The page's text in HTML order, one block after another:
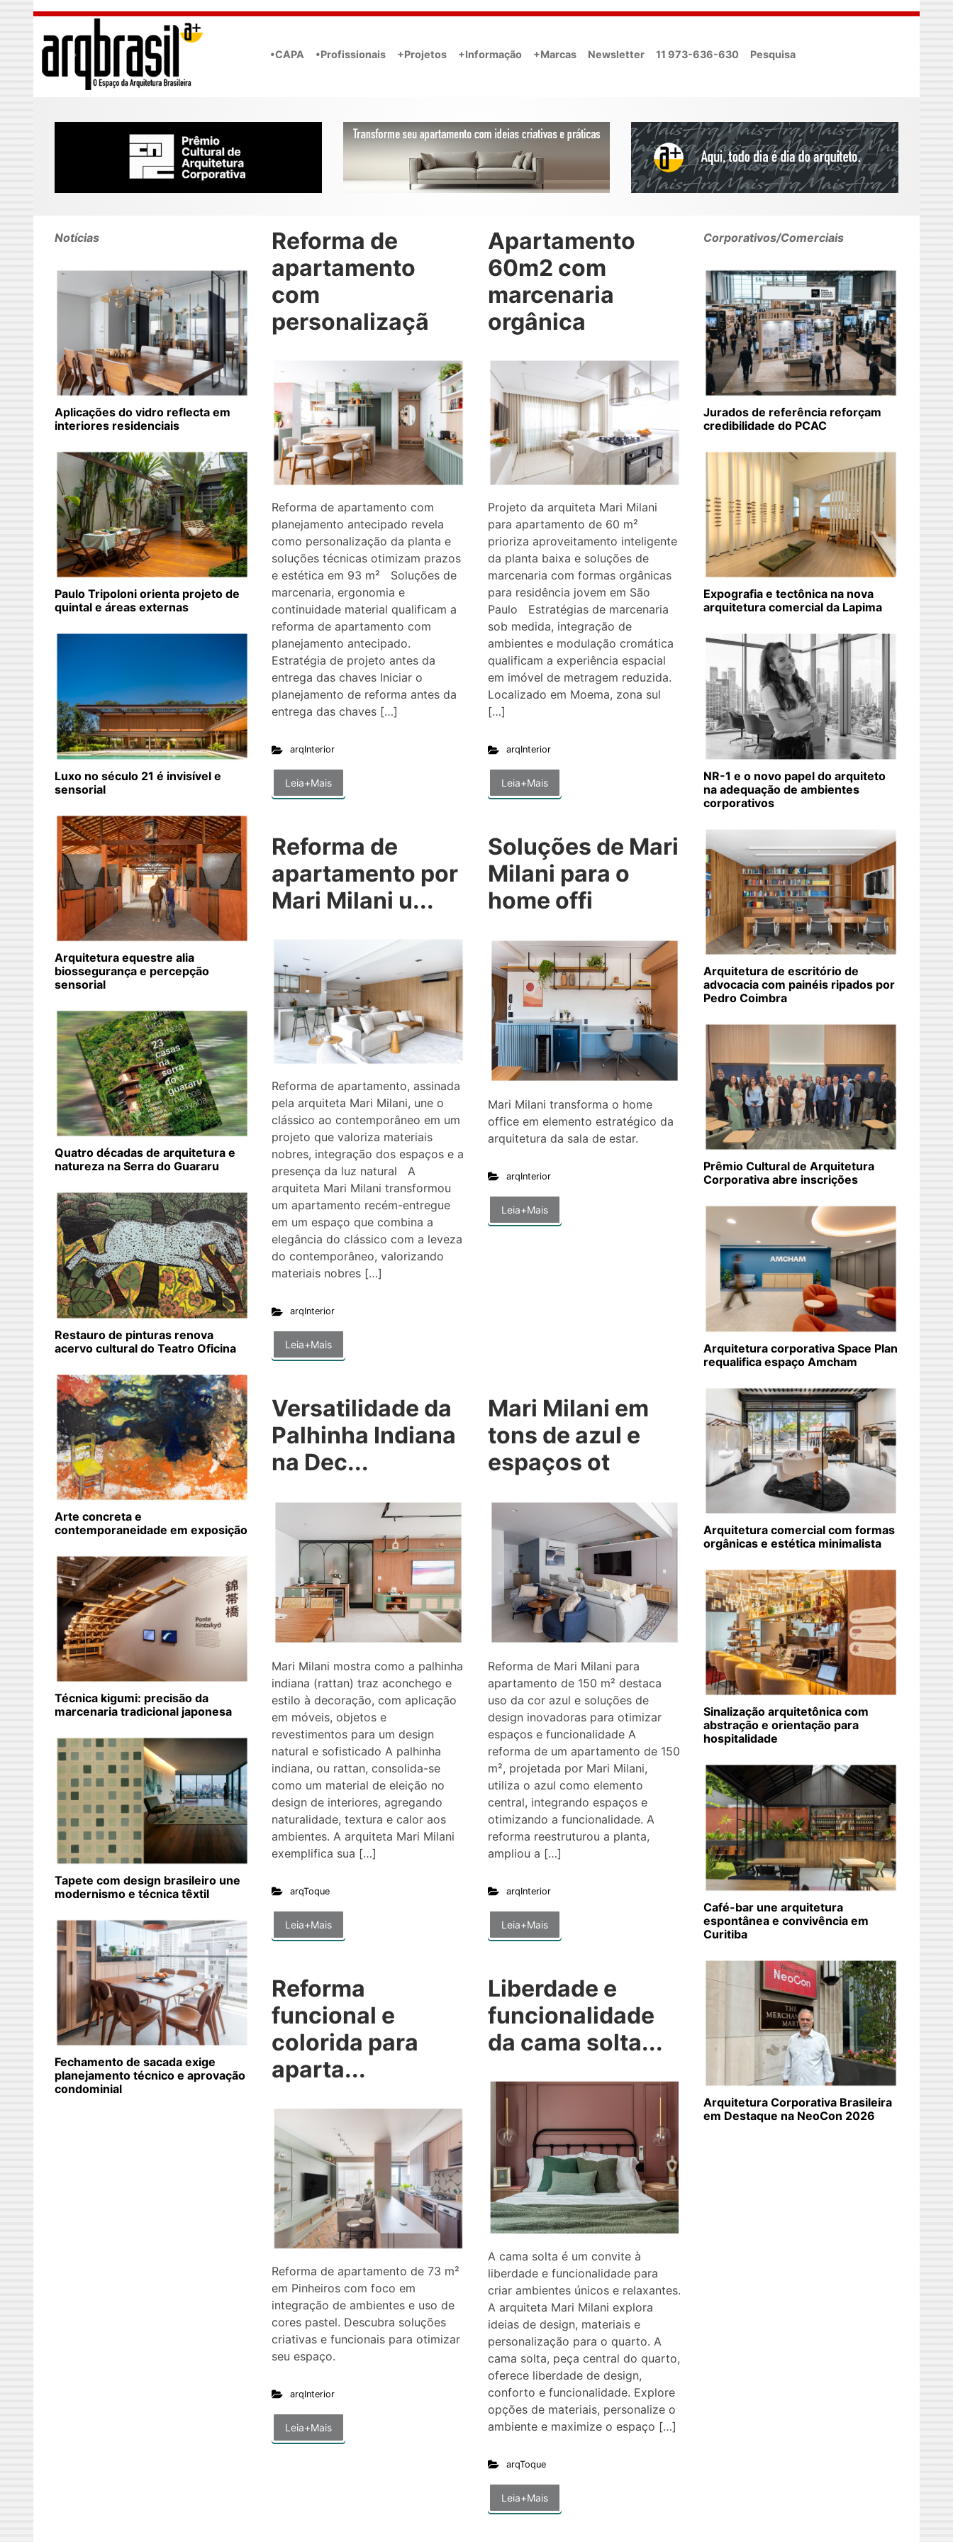
Skip to main content
•CAPA •Profissionais +Projetos +Informação +Marcas Newsletter 11 973-636-630 Pesquisa
Reforma de
apartamento
com
personalizaçã
Reforma de apartamento com
planejamento antecipado revela
como personalização da planta e
soluções técnicas otimizam prazos
e estética em 93 m² Soluções de
marcenaria, ergonomia e
continuidade material qualificam a
reforma de apartamento com
planejamento antecipado.
Estratégia de projeto antes da
entrega das chaves Iniciar o
planejamento de reforma antes da
entrega das chaves […]
arqInterior
Leia+Mais
Apartamento
60m2 com
marcenaria
orgânica
Projeto da arquiteta Mari Milani
para apartamento de 60 m²
prioriza aproveitamento inteligente
da planta baixa e soluções de
marcenaria com formas orgânicas
para residência jovem em São
Paulo Estratégias de marcenaria
sob medida, integração de
ambientes e modulação cromática
qualificam a experiência espacial
em imóvel de metragem reduzida.
Localizado em Moema, zona sul
[…]
arqInterior
Leia+Mais
Reforma de
apartamento por
Mari Milani u...
Reforma de apartamento, assinada
pela arquiteta Mari Milani, une o
clássico ao contemporâneo em um
projeto que valoriza materiais
nobres, integração dos espaços e a
presença da luz natural A
arquiteta Mari Milani transformou
um apartamento recém-entregue
em um espaço que combina a
elegância do clássico com a leveza
do contemporâneo, valorizando
materiais nobres […]
arqInterior
Leia+Mais
Soluções de Mari
Milani para o
home offi
Mari Milani transforma o home
office em elemento estratégico da
arquitetura da sala de estar.
arqInterior
Leia+Mais
Versatilidade da
Palhinha Indiana
na Dec...
Mari Milani mostra como a palhinha
indiana (rattan) traz aconchego e
estilo à decoração, com aplicação
em móveis, objetos e
revestimentos para um design
natural e sofisticado A palhinha
indiana, ou rattan, consolida-se
como um material de eleição no
design de interiores, agregando
naturalidade, textura e calor aos
ambientes. A arquiteta Mari Milani
exemplifica sua […]
arqToque
Leia+Mais
Mari Milani em
tons de azul e
espaços ot
Reforma de Mari Milani para
apartamento de 150 m² destaca
uso da cor azul e soluções de
design inovadoras para otimizar
espaços e funcionalidade A
reforma de um apartamento de 150
m², projetada por Mari Milani,
utiliza o azul como elemento
central, integrando espaços e
otimizando a funcionalidade. A
reforma reestruturou a planta,
ampliou a […]
arqInterior
Leia+Mais
Reforma
funcional e
colorida para
aparta...
Reforma de apartamento de 73 m²
em Pinheiros com foco em
integração de ambientes e uso de
cores pastel. Descubra soluções
criativas e funcionais para otimizar
seu espaço.
arqInterior
Leia+Mais
Liberdade e
funcionalidade
da cama solta...
A cama solta é um convite à
liberdade e funcionalidade para
criar ambientes únicos e relaxantes.
A arquiteta Mari Milani explora
ideias de design, materiais e
personalização para o quarto. A
cama solta, peça central do quarto,
oferece liberdade de design,
conforto e funcionalidade. Explore
opções de materiais, personalize o
ambiente e maximize o espaço […]
arqToque
Leia+Mais
Notícias
Aplicações do vidro reflecta em
interiores residenciais
Paulo Tripoloni orienta projeto de
quintal e áreas externas
Luxo no século 21 é invisível e
sensorial
Arquitetura equestre alia
biossegurança e percepção
sensorial
Quatro décadas de arquitetura e
natureza na Serra do Guararu
Restauro de pinturas renova
acervo cultural do Teatro Oficina
Arte concreta e
contemporaneidade em exposição
Técnica kigumi: precisão da
marcenaria tradicional japonesa
Tapete com design brasileiro une
modernismo e técnica têxtil
Fechamento de sacada exige
planejamento técnico e aprovação
condominial
Corporativos/Comerciais
Jurados de referência reforçam
credibilidade do PCAC
Expografia e tectônica na nova
arquitetura comercial da Lapima
NR-1 e o novo papel do arquiteto
na adequação de ambientes
corporativos
Arquitetura de escritório de
advocacia com painéis ripados por
Pedro Coimbra
Prêmio Cultural de Arquitetura
Corporativa abre inscrições
Arquitetura corporativa Space Plan
requalifica espaço Amcham
Arquitetura comercial com formas
orgânicas e estética minimalista
Sinalização arquitetônica com
abstração e orientação para
hospitalidade
Café-bar une arquitetura
espontânea e convivência em
Curitiba
Arquitetura Corporativa Brasileira
em Destaque na NeoCon 2026